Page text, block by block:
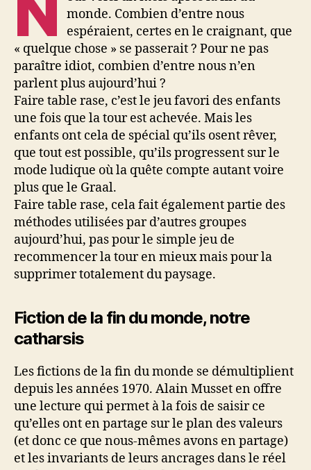
monde. Combien d’entre nous
espéraient, certes en le craignant, que
« quelque chose » se passerait ? Pour ne pas
paraître idiot, combien d’entre nous n’en
parlent plus aujourd’hui ?
Faire table rase, c’est le jeu favori des enfants
une fois que la tour est achevée. Mais les
enfants ont cela de spécial qu’ils osent rêver,
que tout est possible, qu’ils progressent sur le
mode ludique où la quête compte autant voire
plus que le Graal.
Faire table rase, cela fait également partie des
méthodes utilisées par d’autres groupes
aujourd’hui, pas pour le simple jeu de
recommencer la tour en mieux mais pour la
supprimer totalement du paysage.
Fiction de la fin du monde, notre
catharsis
Les fictions de la fin du monde se démultiplient
depuis les années 1970. Alain Musset en offre
une lecture qui permet à la fois de saisir ce
qu’elles ont en partage sur le plan des valeurs
(et donc ce que nous-mêmes avons en partage)
et les invariants de leurs ancrages dans le réel